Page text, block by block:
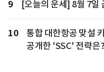
9 [오늘의 운세] 8월 7일
10
통합 대한항공 맞설
공개한 'SSC' 전략은?